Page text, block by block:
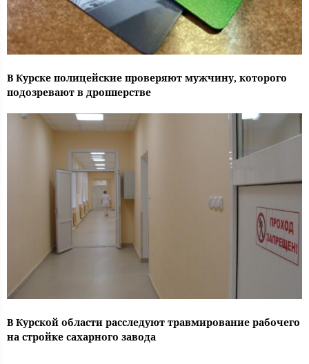
В Курске полицейские проверяют мужчину, которого
подозревают в дропперстве
В Курской области расследуют травмирование рабочего
на стройке сахарного завода